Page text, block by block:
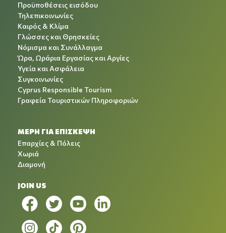
Προϋποθέσεις εισόδου
Τηλεπικοινωνίες
Καιρός & Κλίμα
Γλώσσες και Θρησκείες
Νόμισμα και Συνάλλαγμα
Ώρα, Ωράρια Εργασίας και Αργίες
Υγεία και Ασφάλεια
Συγκοινωνίες
Cyprus Responsible Tourism
Γραφεία Τουριστικών Πληροφοριών
ΜΕΡΗ ΓΙΑ ΕΠΙΣΚΕΨΗ
Επαρχίες & Πόλεις
Χωριά
Διαμονή
JOIN US